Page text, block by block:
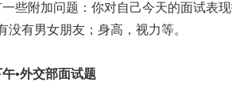
些附加问题：你对自己今天的面试表
没有男女朋友；身高，视力等。
•外交部面试题